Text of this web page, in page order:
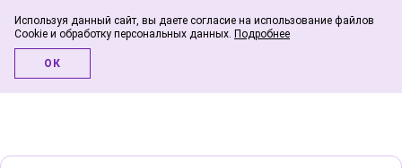
Используя данный сайт, вы даете согласие на использование файлов
Cookie и обработку персональных данных. Подробнее
ОК